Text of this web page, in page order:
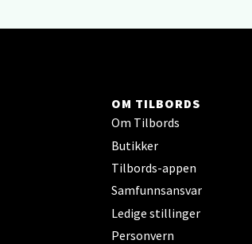
OM TILBORDS
Om Tilbords
Butikker
Tilbords-appen
Samfunnsansvar
Ledige stillinger
Personvern
Ski -
Ski
0 i butikk